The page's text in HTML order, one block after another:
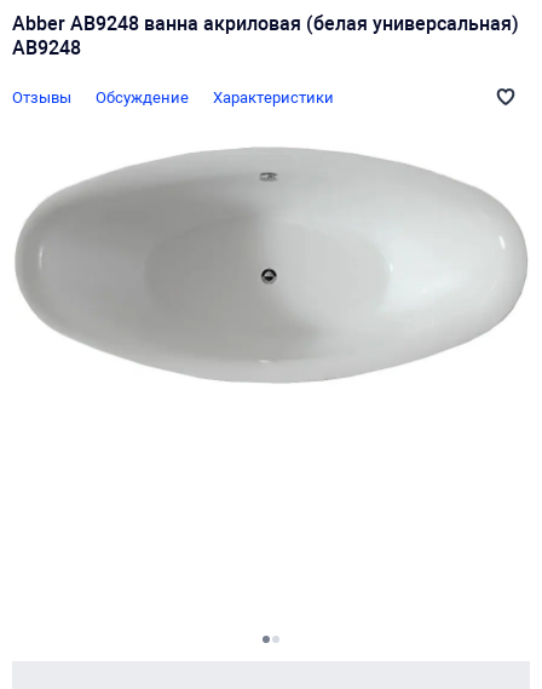
Abber AB9248 ванна акриловая (белая универсальная)
AB9248
Отзывы Обсуждение Характеристики